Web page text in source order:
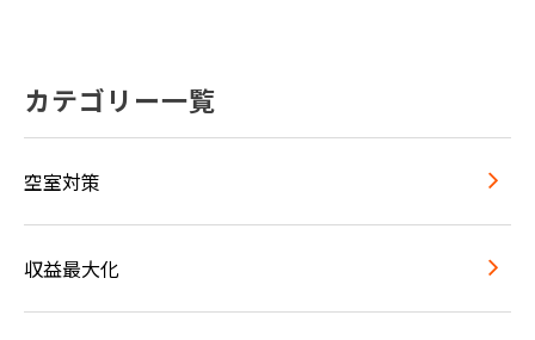
カテゴリー一覧
空室対策
収益最大化